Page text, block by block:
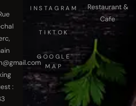
:
INSTAGRAM
TIKTOK
GOOGLE
MAP
Restaurant &
Cafe